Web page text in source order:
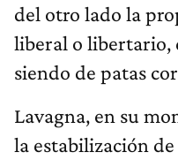
del otro lado la
liberal o libertario,
siendo de patas
Lavagna, en su
la estabilización